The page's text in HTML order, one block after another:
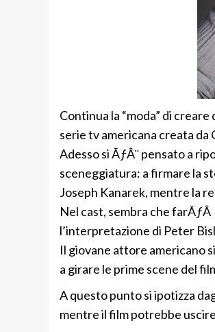
Continua la “moda” di creare
serie tv americana creata da
Adesso si ÃƒÂ¨ pensato a
sceneggiatura: a firmare la
Joseph Kanarek, mentre la
Nel cast, sembra che
l’interpretazione di Peter
Il giovane attore americano
a girare le prime scene del
A questo punto si ipotizza
mentre il film potrebbe